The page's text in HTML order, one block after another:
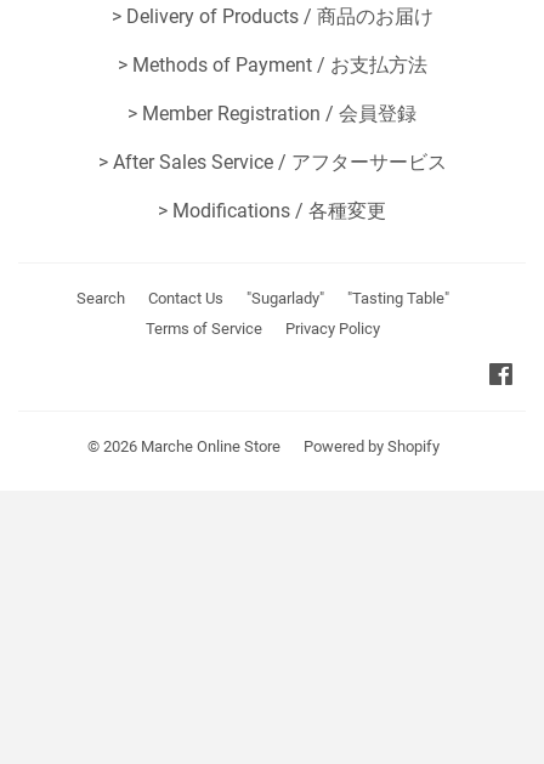
> Delivery of Products / 商品のお届け
> Methods of Payment / お支払方法
> Member Registration / 会員登録
> After Sales Service / アフターサービス
> Modifications / 各種変更
Search Contact Us "Sugarlady"
"Tasting Table"
Terms of Service
Privacy Policy
© 2026 Marche Online Store Powered by Shopify